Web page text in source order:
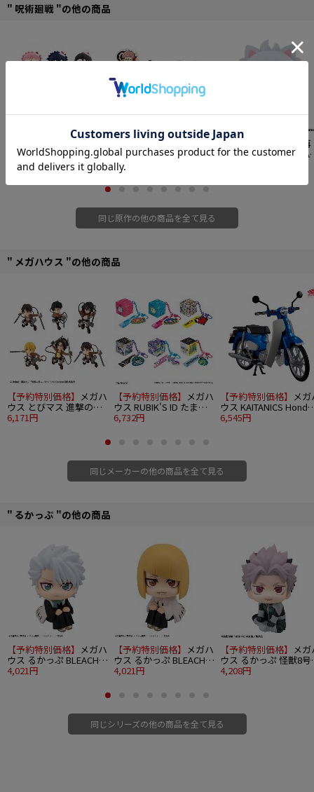
見つめているような、可愛い仕草が特徴の人気フィギュアシリーズです。
■るかっぷ用ポンチョ
©芥見下々／集英社・呪術廻戦製作委員会
" 呪術廻戦 "の他の商品
戦 第3期 死滅回游 前編
カップケーキたぴぬい
Vol.2 7個入り1BOX
6,776円
【予約特別価格】 呪術廻
戦 でふぉめ 死滅回游 ト
レーディングアクリルス
タンド 8個入り1BOX
5,632円
【予約特別価格】 【再
販】メガハウス MEGA
大きな呪術ニャンコ 1.
同じ原作の他の商品を全て見る
" メガハウス "の他の商品
【予約特別価格】 メガハ
ウス とびマス 進撃の巨
人 6個入り1BOX
6,171円
【予約特別価格】 メガハ
ウス RUBIK'S ID たまご
っち 6個入り1BOX
6,732円
【予約特別価格】 メガ
ウス KAITANICS Honda
スーパーカブ110 グリ
6,545円
同じメーカーの他の商品を全て見る
" るかっぷ "の他の商品
【予約特別価格】 メガハ
ウス るかっぷ BLEACH
千年血戦篇 日番谷冬獅
4,021円
【予約特別価格】 メガハ
ウス るかっぷ BLEACH
千年血戦篇 平子真子
4,021円
【予約特別価格】 メガ
ウス るかっぷ 怪獣8号
鳴海弦 やるきver.
4,208円
同じシリーズの他の商品を全て見る